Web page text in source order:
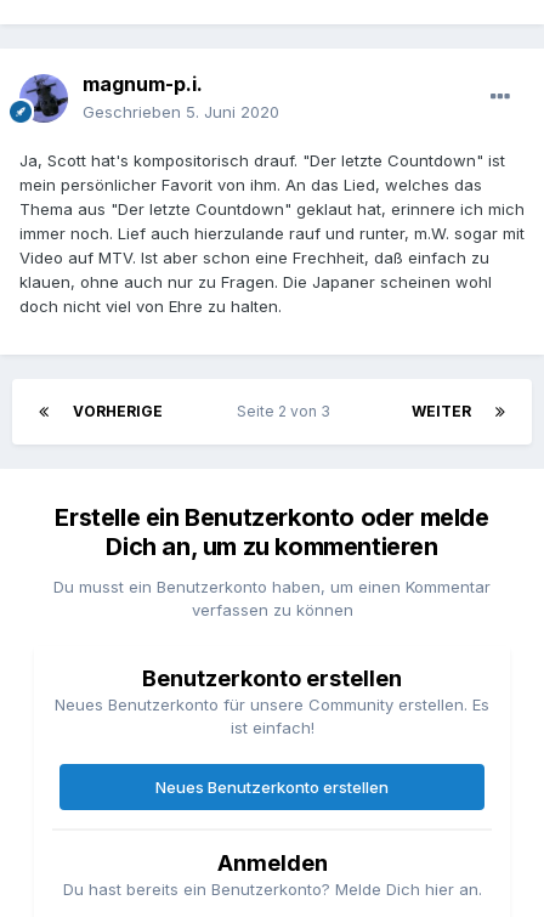
magnum-p.i.
Geschrieben 5. Juni 2020
Ja, Scott hat's kompositorisch drauf. "Der letzte Countdown" ist
mein persönlicher Favorit von ihm. An das Lied, welches das
Thema aus "Der letzte Countdown" geklaut hat, erinnere ich mich
immer noch. Lief auch hierzulande rauf und runter, m.W. sogar mit
Video auf MTV. Ist aber schon eine Frechheit, daß einfach zu
klauen, ohne auch nur zu Fragen. Die Japaner scheinen wohl
doch nicht viel von Ehre zu halten.
VORHERIGE WEITER
Seite 2 von 3
Erstelle ein Benutzerkonto oder melde
Dich an, um zu kommentieren
Du musst ein Benutzerkonto haben, um einen Kommentar
verfassen zu können
Benutzerkonto erstellen
Neues Benutzerkonto für unsere Community erstellen. Es
ist einfach!
Neues Benutzerkonto erstellen
Anmelden
Du hast bereits ein Benutzerkonto? Melde Dich hier an.